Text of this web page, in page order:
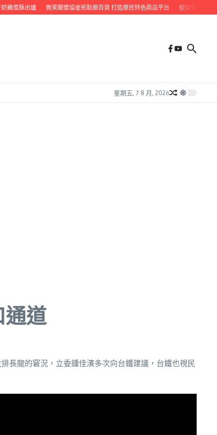
蛋酥出爐 微笑關懷協會拓點原百貨 打造原民特色商品平台 迎父親節 九如
星期五, 7 8 月, 2026
通道
長龍的窘況，立委鍾佳濱多次向台鐵建議，台鐵也視民